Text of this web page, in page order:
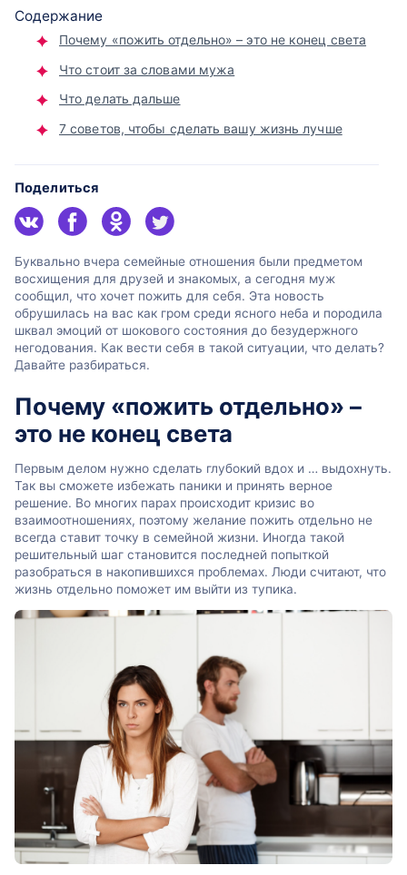
Содержание
Почему «пожить отдельно» – это не конец света
Что стоит за словами мужа
Что делать дальше
7 советов, чтобы сделать вашу жизнь лучше
Поделиться
Буквально вчера семейные отношения были предметом
восхищения для друзей и знакомых, а сегодня муж
сообщил, что хочет пожить для себя. Эта новость
обрушилась на вас как гром среди ясного неба и породила
шквал эмоций от шокового состояния до безудержного
негодования. Как вести себя в такой ситуации, что делать?
Давайте разбираться.
Почему «пожить отдельно» –
это не конец света
Первым делом нужно сделать глубокий вдох и … выдохнуть.
Так вы сможете избежать паники и принять верное
решение. Во многих парах происходит кризис во
взаимоотношениях, поэтому желание пожить отдельно не
всегда ставит точку в семейной жизни. Иногда такой
решительный шаг становится последней попыткой
разобраться в накопившихся проблемах. Люди считают, что
жизнь отдельно поможет им выйти из тупика.